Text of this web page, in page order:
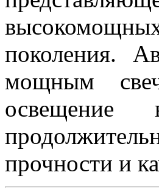
поколения.
мощным
прочности и